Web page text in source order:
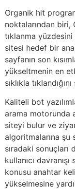
Organik hit
noktalarından biri,
tıklanma
sitesi hedef bir
sayfanın son
yükseltmenin en
sıklıkla
Kaliteli bot
arama motorunda
siteyi bulur ve
algoritmalarına şu
sıradaki
kullanıcı
konusu anahtar
yükselmesine